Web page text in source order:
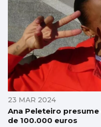
23 MAR 2024
Ana Peleteiro
de 100.000 euros